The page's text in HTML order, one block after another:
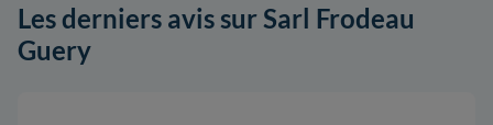
Les derniers avis sur Sarl Frodeau
Guery